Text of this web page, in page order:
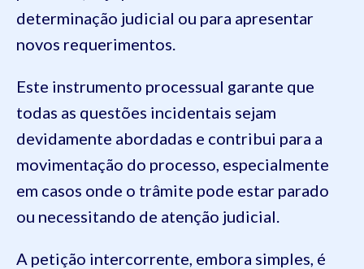
determinação judicial ou para apresentar
novos requerimentos.
Este instrumento processual garante que
todas as questões incidentais sejam
devidamente abordadas e contribui para a
movimentação do processo, especialmente
em casos onde o trâmite pode estar parado
ou necessitando de atenção judicial.
A petição intercorrente, embora simples, é